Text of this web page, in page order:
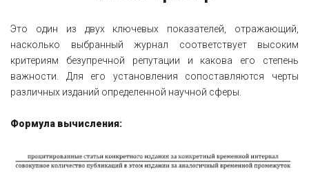
Это один из двух ключевых показателей, отражающий,
насколько выбранный журнал соответствует высоким
критериям безупречной репутации и какова его степень
важности. Для его установления сопоставляются черты
различных изданий определенной научной сферы.
Формула вычисления: